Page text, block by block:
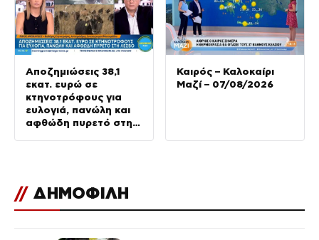
Αποζημιώσεις 38,1
εκατ. ευρώ σε
κτηνοτρόφους για
ευλογιά, πανώλη και
αφθώδη πυρετό στη
Καιρός – Καλοκαίρι
Μαζί – 07/08/2026
// ΔΗΜΟΦΙΛΗ